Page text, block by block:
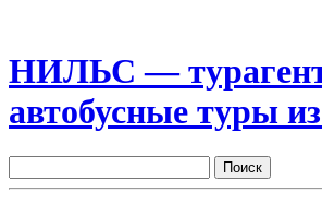
НИЛЬС —
автобусные туры